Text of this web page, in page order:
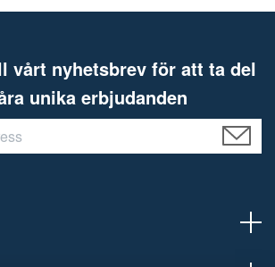
vårt nyhetsbrev för att ta del
unika erbjudanden